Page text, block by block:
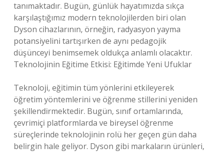
tanımaktadır. Bugün, günlük hayatımızda sıkça
karşılaştığımız modern teknolojilerden biri olan
Dyson cihazlarının, örneğin, radyasyon yayma
potansiyelini tartışırken de aynı pedagojik
düşünceyi benimsemek oldukça anlamlı olacaktır.
Teknolojinin Eğitime Etkisi: Eğitimde Yeni Ufuklar
Teknoloji, eğitimin tüm yönlerini etkileyerek
öğretim yöntemlerini ve öğrenme stillerini yeniden
şekillendirmektedir. Bugün, sınıf ortamlarında,
çevrimiçi platformlarda ve bireysel öğrenme
süreçlerinde teknolojinin rolü her geçen gün daha
belirgin hale geliyor. Dyson gibi markaların ürünleri,